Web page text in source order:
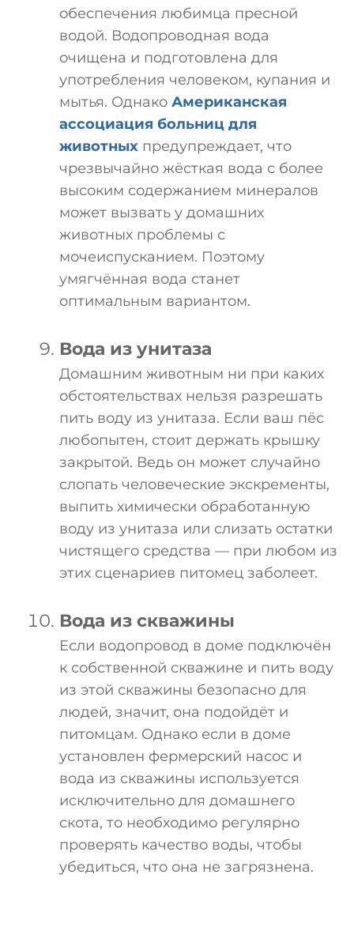
обеспечения любимца пресной
водой. Водопроводная вода
очищена и подготовлена для
употребления человеком, купания и
мытья. Однако Американская
ассоциация больниц для
животных предупреждает, что
чрезвычайно жёсткая вода с более
высоким содержанием минералов
может вызвать у домашних
животных проблемы с
мочеиспусканием. Поэтому
умягчённая вода станет
оптимальным вариантом.
Вода из унитаза
Домашним животным ни при каких
обстоятельствах нельзя разрешать
пить воду из унитаза. Если ваш пёс
любопытен, стоит держать крышку
закрытой. Ведь он может случайно
слопать человеческие экскременты,
выпить химически обработанную
воду из унитаза или слизать остатки
чистящего средства — при любом из
этих сценариев питомец заболеет.
Вода из скважины
Если водопровод в доме подключён
к собственной скважине и пить воду
из этой скважины безопасно для
людей, значит, она подойдёт и
питомцам. Однако если в доме
установлен фермерский насос и
вода из скважины используется
исключительно для домашнего
скота, то необходимо регулярно
проверять качество воды, чтобы
убедиться, что она не загрязнена.